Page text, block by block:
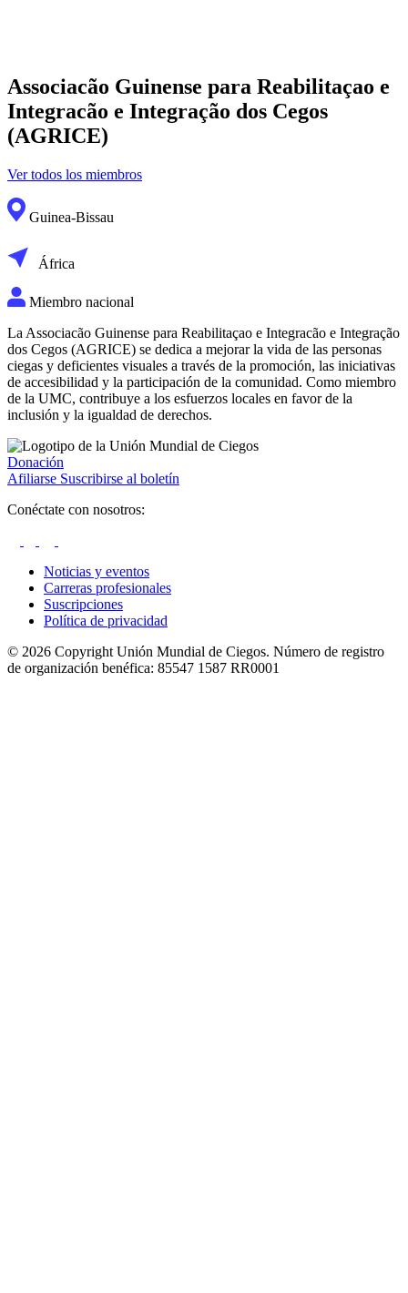
Associacão Guinense para Reabilitaçao e
Integracão e Integração dos Cegos
(AGRICE)
Ver todos los miembros
Guinea-Bissau
África
Miembro nacional
La Associacão Guinense para Reabilitaçao e Integracão e Integração
dos Cegos (AGRICE) se dedica a mejorar la vida de las personas
ciegas y deficientes visuales a través de la promoción, las iniciativas
de accesibilidad y la participación de la comunidad. Como miembro
de la UMC, contribuye a los esfuerzos locales en favor de la
inclusión y la igualdad de derechos.
Donación
Afiliarse Suscribirse al boletín
Conéctate con nosotros:
Noticias y eventos
Carreras profesionales
Suscripciones
Política de privacidad
© 2026 Copyright Unión Mundial de Ciegos. Número de registro
de organización benéfica: 85547 1587 RR0001